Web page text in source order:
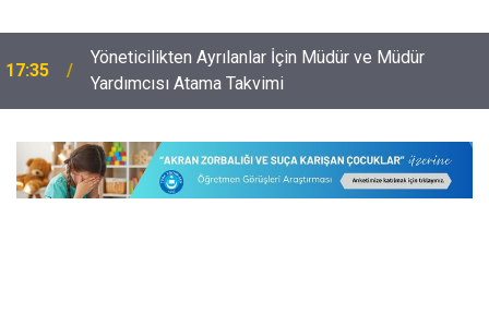
17:35
Yöneticilikten Ayrılanlar İçin Müdür ve Müdür
Yardımcısı Atama Takvimi